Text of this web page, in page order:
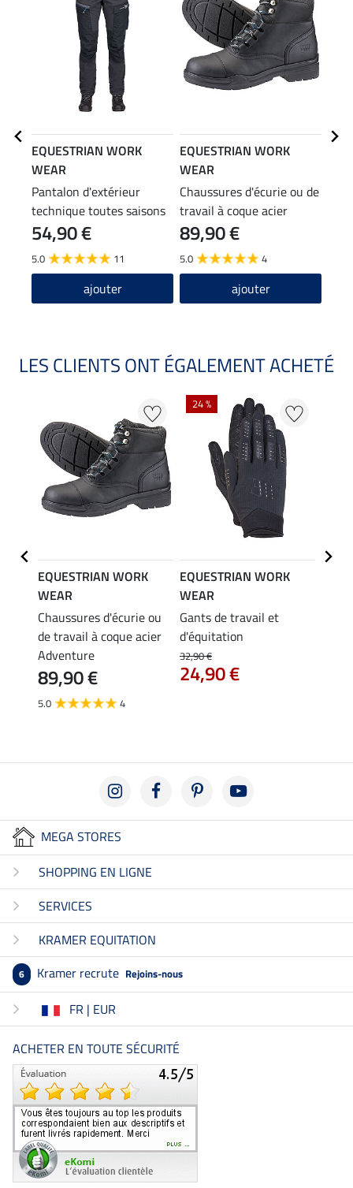
EQUESTRIAN WORK
WEAR
Pantalon d'extérieur
technique toutes saisons
54,90 €
5.0 11
ajouter
EQUESTRIAN WORK
WEAR
Chaussures d'écurie ou de
travail à coque acier
Adventure
89,90 €
5.0 4
ajouter
LES CLIENTS ONT ÉGALEMENT ACHETÉ
EQUESTRIAN WORK
WEAR
Chaussures d'écurie ou
de travail à coque acier
Adventure
89,90 €
5.0 4
24 %
EQUESTRIAN WORK
WEAR
Gants de travail et
d'équitation
32,90 €
24,90 €
MEGA STORES
SHOPPING EN LIGNE
SERVICES
KRAMER EQUITATION
6 Kramer recrute Rejoins-nous
FR | EUR
ACHETER EN TOUTE SÉCURITÉ